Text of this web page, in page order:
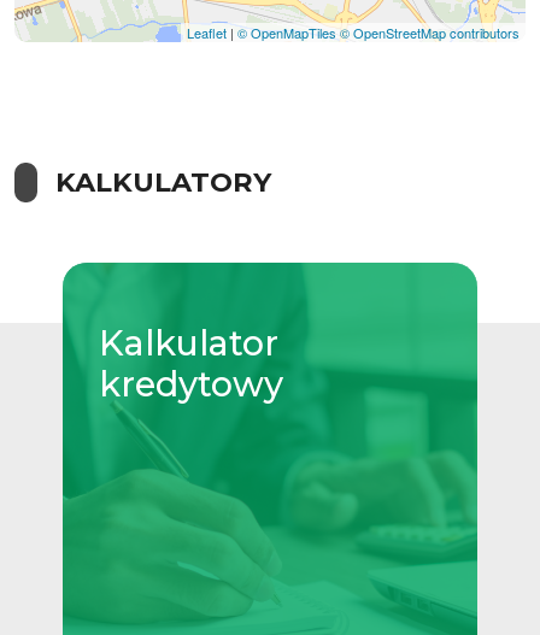
Leaflet |© OpenMapTiles© OpenStreetMap contributors
KALKULATORY
Kalkulator
kredytowy